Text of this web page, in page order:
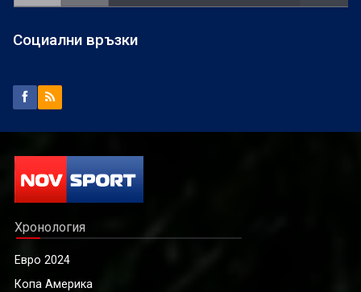
Социални връзки
Хронология
Евро 2024
Копа Америка